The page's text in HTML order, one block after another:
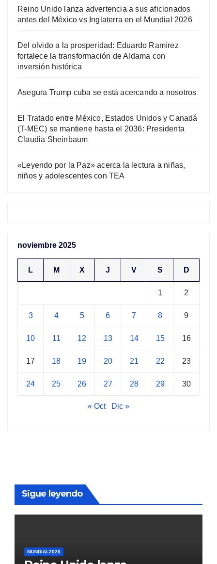
Reino Unido lanza advertencia a sus aficionados
antes del México vs Inglaterra en el Mundial 2026
Del olvido a la prosperidad: Eduardo Ramírez
fortalece la transformación de Aldama con
inversión histórica
Asegura Trump cuba se está acercando a nosotros
El Tratado entre México, Estados Unidos y Canadá
(T-MEC) se mantiene hasta el 2036: Presidenta
Claudia Sheinbaum
«Leyendo por la Paz» acerca la lectura a niñas,
niños y adolescentes con TEA
noviembre 2025
L M X J V S D
1 2
3 4 5 6 7 8 9
10 11 12 13 14 15 16
17 18 19 20 21 22 23
24 25 26 27 28 29 30
« Oct Dic »
Sigue leyendo
MUNDIAL2026